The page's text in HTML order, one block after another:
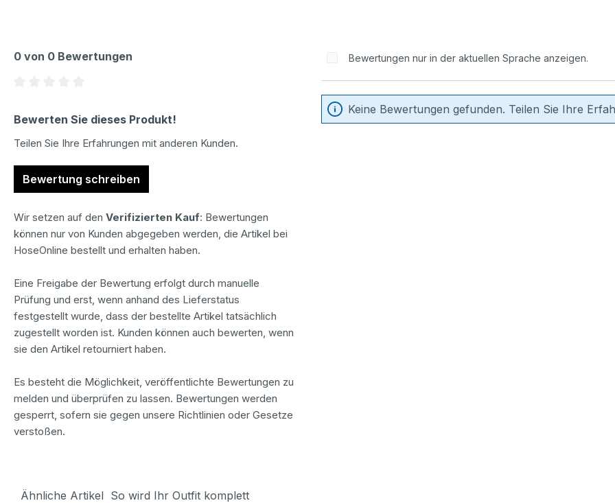
0 von 0 Bewertungen
Bewerten Sie dieses Produkt!
Teilen Sie Ihre Erfahrungen mit anderen Kunden.
Bewertung schreiben
Wir setzen auf den Verifizierten Kauf: Bewertungen
können nur von Kunden abgegeben werden, die Artikel bei
HoseOnline bestellt und erhalten haben.
Eine Freigabe der Bewertung erfolgt durch manuelle
Prüfung und erst, wenn anhand des Lieferstatus
festgestellt wurde, dass der bestellte Artikel tatsächlich
zugestellt worden ist. Kunden können auch bewerten, wenn
sie den Artikel retourniert haben.
Es besteht die Möglichkeit, veröffentlichte Bewertungen zu
melden und überprüfen zu lassen. Bewertungen werden
gesperrt, sofern sie gegen unsere Richtlinien oder Gesetze
verstoßen.
Bewertungen nur in der aktuellen Sprache anzeigen.
Keine Bewertungen gefunden. Teilen Sie Ihre
Ähnliche Artikel So wird Ihr Outfit komplett